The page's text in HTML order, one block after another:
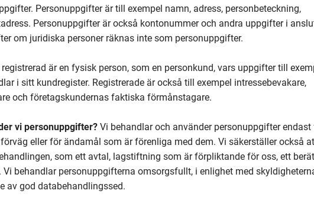
Personuppgifter är till exempel namn, adress, personbeteckning,
Personuppgifter är också kontonummer och andra uppgifter i
om juridiska personer räknas inte som personuppgifter.
registrerad är en fysisk person, som en personkund, vars uppgifter till
i sitt kundregister. Registrerade är också till exempel intressebevakare,
och företagskundernas faktiska förmånstagare.
vi personuppgifter? Vi behandlar och använder personuppgifter endast
eller för ändamål som är förenliga med dem. Vi säkerställer också
som ett avtal, lagstiftning som är förpliktande för oss, ett
Vi behandlar personuppgifterna omsorgsfullt, i enlighet med
av god databehandlingssed.